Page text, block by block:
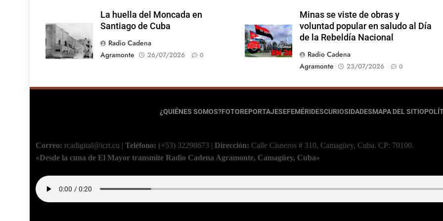
La huella del Moncada en
Santiago de Cuba
Radio Cadena
Agramonte
26/07/2026 0
Minas se viste de obras y
voluntad popular en saludo al Día
de la Rebeldía Nacional
Radio Cadena
Agramonte
23/07/2026 0
¿QUIÉNES SOMOS?FOTOREPORTAJESEFEMÉRIDESCURIOSIDADESMAPA DEL SITIO
Correo: rcadigital@icrt.cu | Teléfono: (+53) 32298673 | Dirección: Calle Cisneros # 310, Camagüey, Cuba. CP: 70100.
«Desde la cuna de El Mayor transmite Radio Cadena Agramonte, Camagüey, Cuba»